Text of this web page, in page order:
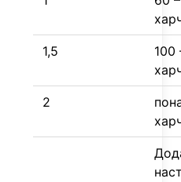
1,5
100
2